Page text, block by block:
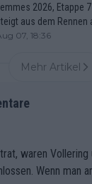
2026, Etappe
aus dem Rennen
07, 18:36
Mehr Artikel
waren
Wenn man